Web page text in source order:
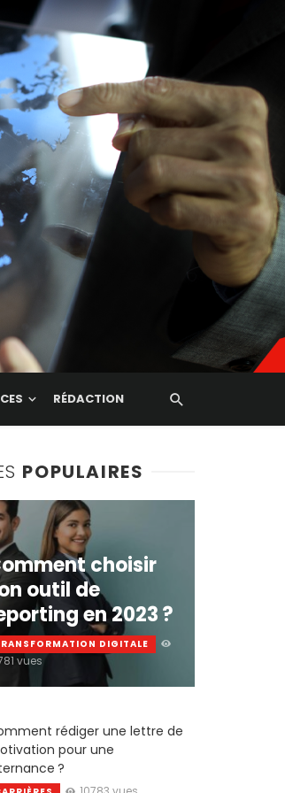
RÉDACTION
POPULAIRES
choisir
outil de
en 2023 ?
DIGITALE
vues
rédiger une lettre de
pour une
?